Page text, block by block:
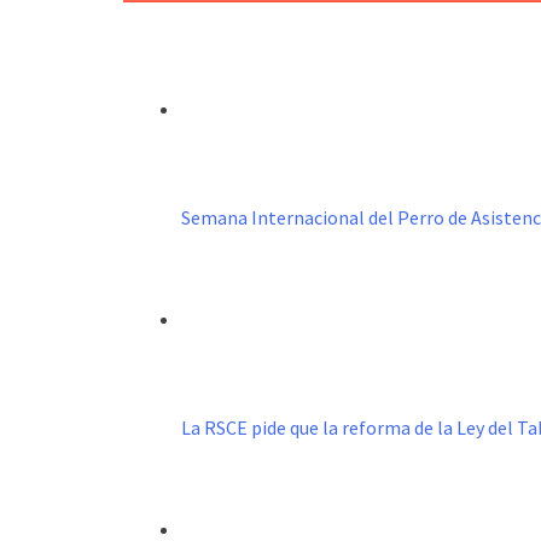
Semana Internacional del Perro de
La RSCE pide que la reforma de la Ley del